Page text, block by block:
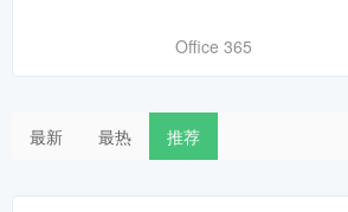
Office 365
最新 最热 推荐